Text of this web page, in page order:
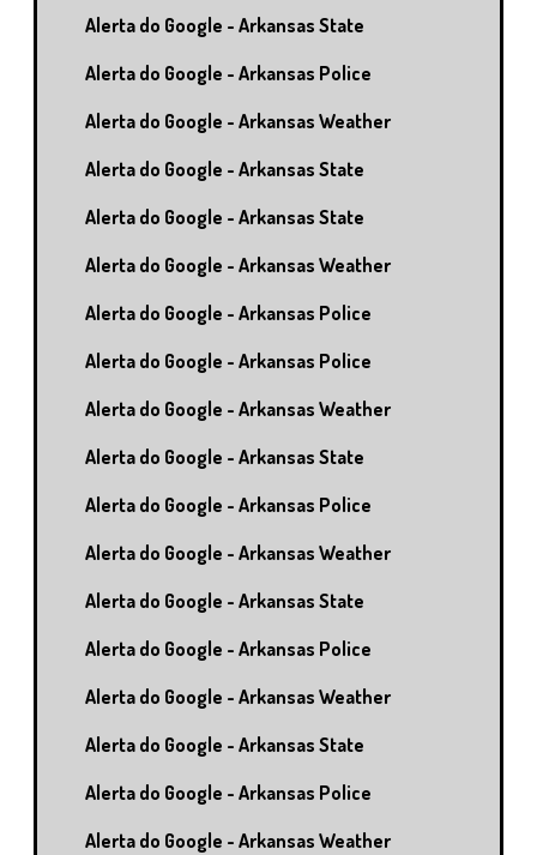
Alerta do Google - Arkansas State
Alerta do Google - Arkansas Police
Alerta do Google - Arkansas Weather
Alerta do Google - Arkansas State
Alerta do Google - Arkansas State
Alerta do Google - Arkansas Weather
Alerta do Google - Arkansas Police
Alerta do Google - Arkansas Police
Alerta do Google - Arkansas Weather
Alerta do Google - Arkansas State
Alerta do Google - Arkansas Police
Alerta do Google - Arkansas Weather
Alerta do Google - Arkansas State
Alerta do Google - Arkansas Police
Alerta do Google - Arkansas Weather
Alerta do Google - Arkansas State
Alerta do Google - Arkansas Police
Alerta do Google - Arkansas Weather